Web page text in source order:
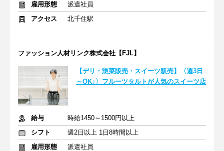
雇用形態
派遣社員
アクセス
北千住駅
ファッション人材リンク株式会社【FJL】
【デリ・惣菜販売・スイーツ販売】〈週3日
～OK♪〉フルーツタルトが人気のスイーツ店
給与
時給1450～1500円以上
シフト
週2日以上 1日8時間以上
雇用形態
派遣社員